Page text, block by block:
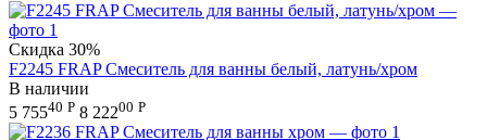
Скидка 30%
F2245 FRAP Смеситель для ванны белый, латунь/хром
В наличии
5 75540 Р 8 22200 Р